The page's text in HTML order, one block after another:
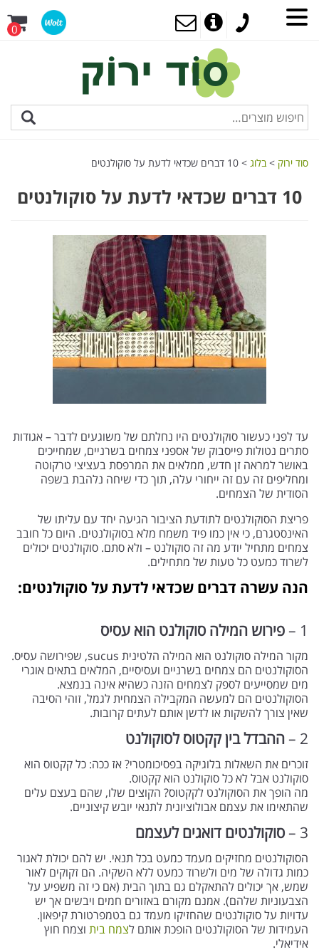
0
סוד ירוק >בלוג > 10 דברים שכדאי לדעת על סוקולנטים
10 דברים שכדאי לדעת על סוקולנטים
עד לפני כעשור סוקולנטים היו נחלתם של משוגעים לדבר – אגודות
סתרים נטולות פייסבוק של אספני צמחים בשרניים, שמחייכים
באושר למראה זן חדש, ממלאים את המרפסת בעציצי טרקוטה
ומחליפים זה עם זה ייחורי עלה, תוך כדי שיחה נלהבת בשפה
הסודית של הצמחים.
פריצת הסוקולנטים לתודעת הציבור הגיעה יחד עם עליתו של
האינסטגרם, כי אין כמו פיד משמח מלא בסוקולנטים. היום כל חובב
צמחים מתחיל יודע מה זה סוקולנט – ולא סתם. סוקולנטים יכולים
לשרוד כמעט כל טעות של מתחילים.
הנה עשרה דברים שכדאי לדעת על סוקולנטים:
1 – פירוש המילה סוקולנט הוא עסיס
מקור המילה סוקולנט הוא המילה הלטינית sucus, שפירושה עסיס.
הסוקולנטים הם צמחים בשרניים ועסיסיים, המלאים בתאים אוגרי
מים שמסייעים לספק לצמחים הזנה כשהיא אינה בנמצא.
הסוקולנטים הם למעשה המקבילה הצמחית לגמל, זוהי הסיבה
שאין צורך להשקות או לדשן אותם לעתים קרובות.
2 – ההבדל בין קקטוס לסוקולנט
זוכרים את השאלות בלוגיקה בפסיכומטרי? אז ככה: כל קקטוס הוא
סוקולנט אבל לא כל סוקולנט הוא קקטוס.
מה הופך את הסוקולנט לקקטוס? הקוצים שלו, שהם בעצם עלים
שהתאימו את עצמם אבולוציונית לתנאי יובש קיצוניים.
3 – סוקולנטים דואגים לעצמם
הסוקולנטים מחזיקים מעמד כמעט בכל תנאי. יש להם יכולת לאגור
כמות גדולה של מים ולשרוד כמעט ללא השקיה. הם זקוקים לאור
שמש, אך יכולים להתאקלם גם בתוך הבית (אם כי זה משפיע על
הצבעוניות שלהם). אמנם מקורם באזורים חמים ויבשים אך יש
עדויות על סוקולנטים שהחזיקו מעמד גם בטמפרטורת קיפאון.
העמידות של הסוקולנטים הופכת אותם לצמח בית וצמח חוץ
אידיאלי.